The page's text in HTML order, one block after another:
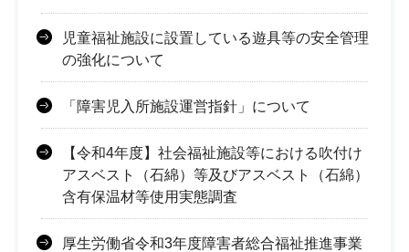
児童福祉施設に設置している遊具等の安全管理
の強化について
「障害児入所施設運営指針」について
【令和4年度】社会福祉施設等における吹付け
アスベスト（石綿）等及びアスベスト（石綿）
含有保温材等使用実態調査
厚生労働省令和3年度障害者総合福祉推進事業